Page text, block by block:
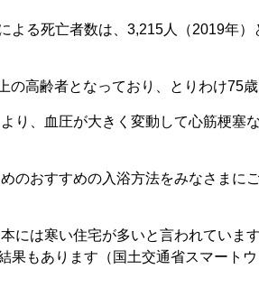
る死亡者数は、3,215人（2019年
高齢者となっており、とりわけ75
り、血圧が大きく変動して心筋梗塞
のおすすめの入浴方法をみなさまに
には寒い住宅が多いと言われていま
もあります（国土交通省スマート